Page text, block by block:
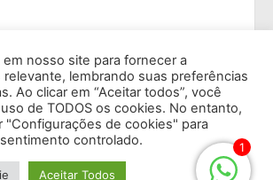
INSCREVA-SE
thePrivacy Policy.
1
nosso site para fornecer a
relevante, lembrando suas preferências
Ao clicar em “Aceitar todos”, você
de TODOS os cookies. No entanto,
"Configurações de cookies" para
controlado.
Aceitar Todos